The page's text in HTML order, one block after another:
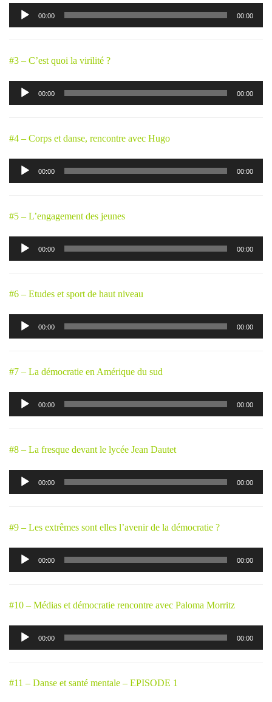
Lecteur
audio
00:00 00:00
#3 – C’est quoi la virilité ?
Lecteur
audio
00:00 00:00
#4 – Corps et danse, rencontre avec Hugo
Lecteur
audio
00:00 00:00
#5 – L’engagement des jeunes
Lecteur
audio
00:00 00:00
#6 – Etudes et sport de haut niveau
Lecteur
audio
00:00 00:00
#7 – La démocratie en Amérique du sud
Lecteur
audio
00:00 00:00
#8 – La fresque devant le lycée Jean Dautet
Lecteur
audio
00:00 00:00
#9 – Les extrêmes sont elles l’avenir de la démocratie ?
Lecteur
audio
00:00 00:00
#10 – Médias et démocratie rencontre avec Paloma Morritz
Lecteur
audio
00:00 00:00
#11 – Danse et santé mentale – EPISODE 1